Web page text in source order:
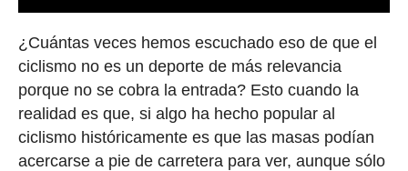
¿Cuántas veces hemos escuchado eso de que el
ciclismo no es un deporte de más relevancia
porque no se cobra la entrada? Esto cuando la
realidad es que, si algo ha hecho popular al
ciclismo históricamente es que las masas podían
acercarse a pie de carretera para ver, aunque sólo